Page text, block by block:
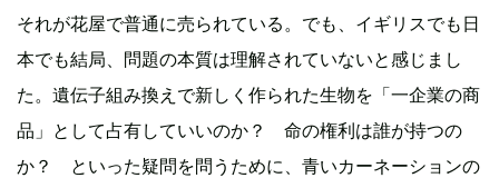
それが花屋で普通に売られている。でも、イギリスでも日
本でも結局、問題の本質は理解されていないと感じまし
た。遺伝子組み換えで新しく作られた生物を「一企業の商
品」として占有していいのか？ 命の権利は誰が持つの
か？ といった疑問を問うために、青いカーネーションの